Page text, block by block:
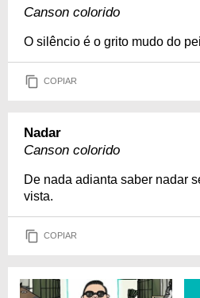
Canson colorido
O silêncio é o grito mudo do
COPIAR
Nadar
Canson colorido
De nada adianta saber nadar
vista.
COPIAR